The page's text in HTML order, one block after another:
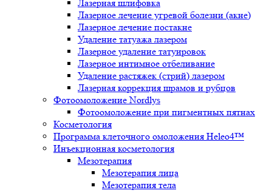
Лазерная шлифовка
Лазерное лечение угревой болезни (акне)
Лазерное лечение постакне
Удаление татуажа лазером
Лазерное удаление татуировок
Лазерное интимное отбеливание
Удаление растяжек (стрий) лазером
Лазерная коррекция шрамов и рубцов
Фотоомоложение Nordlys
Фотоомоложение при пигментных пятнах
Косметология
Программа клеточного омоложения Heleo4™
Инъекционная косметология
Мезотерапия
Мезотерапия лица
Мезотерапия тела